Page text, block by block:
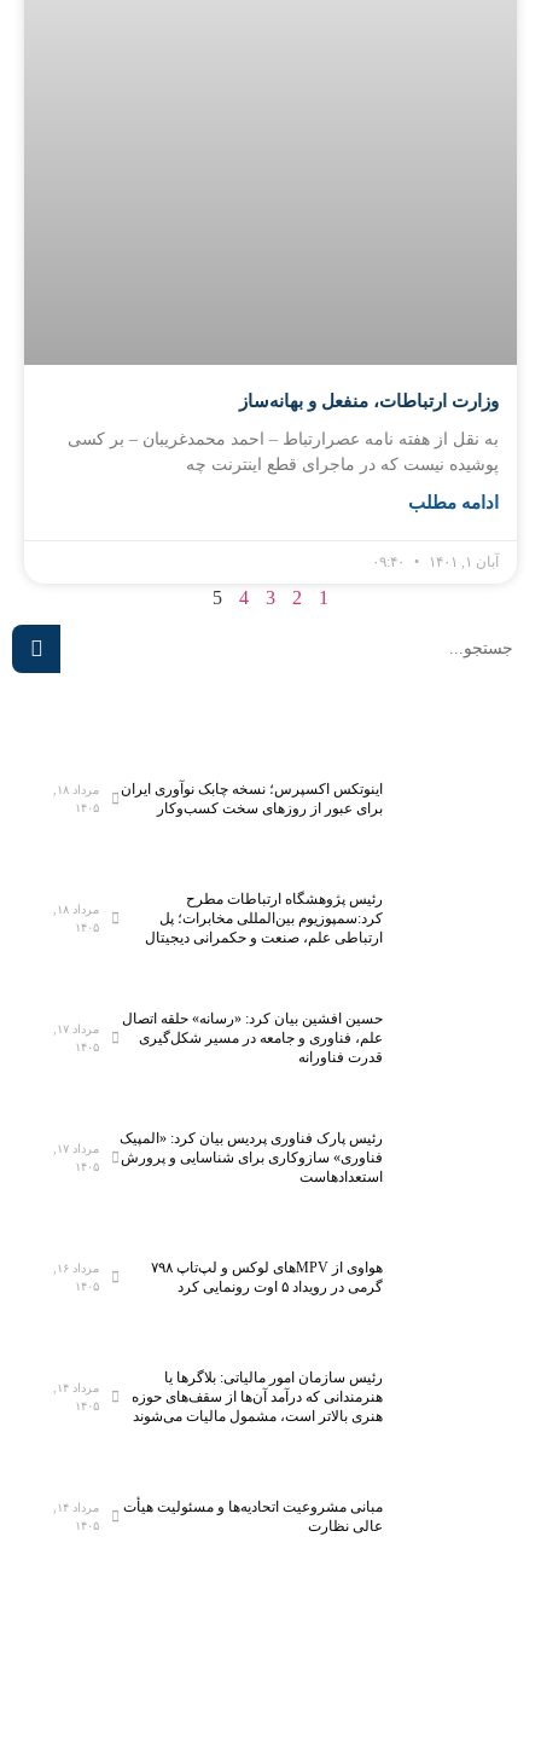
وزارت ارتباطات، منفعل و بهانه‌ساز
به نقل از هفته نامه عصرارتباط – احمد محمدغریبان – بر کسی
پوشیده نیست که در ماجرای قطع اینترنت چه
ادامه مطلب
آبان ۱, ۱۴۰۱
1
2
3
4
5
اینوتکس اکسپرس؛ نسخه چابک نوآوری ایران
برای عبور از روزهای سخت کسب‌وکار
مرداد ۱۸,
۱۴۰۵
رئیس پژوهشگاه ارتباطات مطرح
کرد:سمپوزیوم بین‌المللی مخابرات؛ پل
ارتباطی علم، صنعت و حکمرانی دیجیتال
مرداد ۱۸,
۱۴۰۵
حسین افشین بیان کرد: «رسانه» حلقه اتصال
علم، فناوری و جامعه در مسیر شکل‌گیری
قدرت فناورانه
مرداد ۱۷,
۱۴۰۵
رئیس پارک فناوری پردیس بیان کرد: «المپیک
فناوری» سازوکاری برای شناسایی و پرورش
استعدادهاست
مرداد ۱۷,
۱۴۰۵
هواوی از MPVهای لوکس و لپ‌تاپ ۷۹۸
گرمی در رویداد ۵ اوت رونمایی کرد
مرداد ۱۶,
۱۴۰۵
رئیس سازمان امور مالیاتی: بلاگر‌ها یا
هنرمندانی که درآمد آن‌ها از سقف‌های حوزه
هنری بالاتر است، مشمول مالیات می‌شوند
مرداد ۱۴,
۱۴۰۵
مبانی مشروعیت اتحادیه‌ها و مسئولیت هیأت
عالی نظارت
مرداد ۱۴,
۱۴۰۵